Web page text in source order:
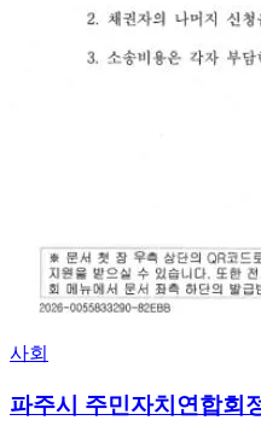
사회
파주시 주민자치연합회